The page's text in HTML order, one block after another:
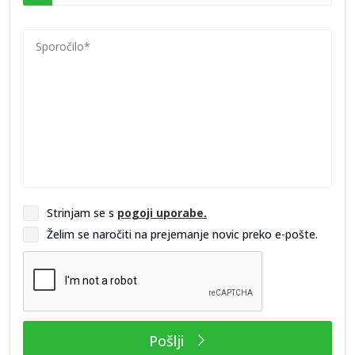
in zunanje ograje, ki so izdelane iz kakovostnih kovin ter
je obdelana z materiali in premazi, ki zagotavljajo odpornost
proti koroziji, kar omogoča dolgotrajno zanesljivo uporabo.
Strinjam se s pogoji uporabe.
Želim se naročiti na prejemanje novic preko e-pošte.
Pošlji